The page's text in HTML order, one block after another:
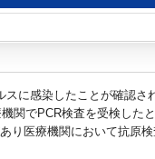
に感染したことが確認さ
関でPCR検査を受検した
り医療機関において抗原